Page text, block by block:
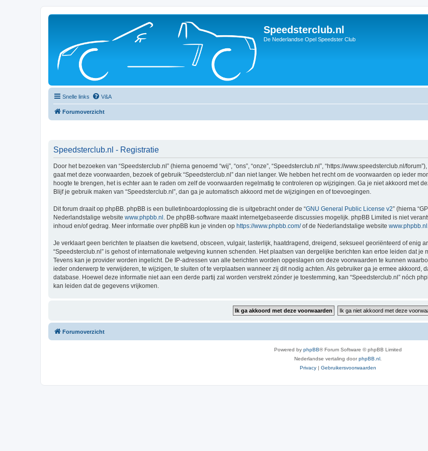
Speedsterclub.nl
De Nederlandse Opel Speedster Club
Snelle links V&A
Forumoverzicht
Speedsterclub.nl - Registratie
Door het bezoeken van “Speedsterclub.nl” (hierna genoemd “wij”, “ons”, “onze”, “Speedsterclub.nl”, “https://www.speedsterclub.nl/
gaat met deze voorwaarden, bezoek of gebruik “Speedsterclub.nl” dan niet langer. We hebben het recht om de voorwaarden op ieder
hoogte te brengen, het is echter aan te raden om zelf de voorwaarden regelmatig te controleren op wijzigingen. Ga je niet akkoord met
Blijf je gebruik maken van “Speedsterclub.nl”, dan ga je automatisch akkoord met de wijzigingen en of toevoegingen.
Dit forum draait op phpBB. phpBB is een bulletinboardoplossing die is uitgebracht onder de “GNU General Public License v2” (hierna
Nederlandstalige website www.phpbb.nl . De phpBB-software maakt internetgebaseerde discussies mogelijk. phpBB Limited is niet
inhoud en/of gedrag. Meer informatie over phpBB kun je vinden op https://www.phpbb.com/of de Nederlandstalige website www.phpbb.nl
Je verklaart geen berichten te plaatsen die kwetsend, obsceen, vulgair, lasterlijk, haatdragend, dreigend, seksueel georiënteerd of enig
“Speedsterclub.nl” is gehost of internationale wetgeving kunnen schenden. Het plaatsen van dergelijke berichten kan ertoe leiden dat
Tevens kan je provider worden ingelicht. De IP-adressen van alle berichten worden opgeslagen om deze voorwaarden te kunnen
ieder onderwerp te verwijderen, te wijzigen, te sluiten of te verplaatsen wanneer zij dit nodig achten. Als gebruiker ga je ermee akkoord,
database. Hoewel deze informatie niet aan een derde partij zal worden verstrekt zónder je toestemming, kan “Speedsterclub.nl” nóch
kan leiden dat de gegevens vrijkomen.
Forumoverzicht
Powered by phpBB® Forum Software © phpBB Limited
Nederlandse vertaling doorphpBB.nl
Privacy | Gebruikersvoorwaarden